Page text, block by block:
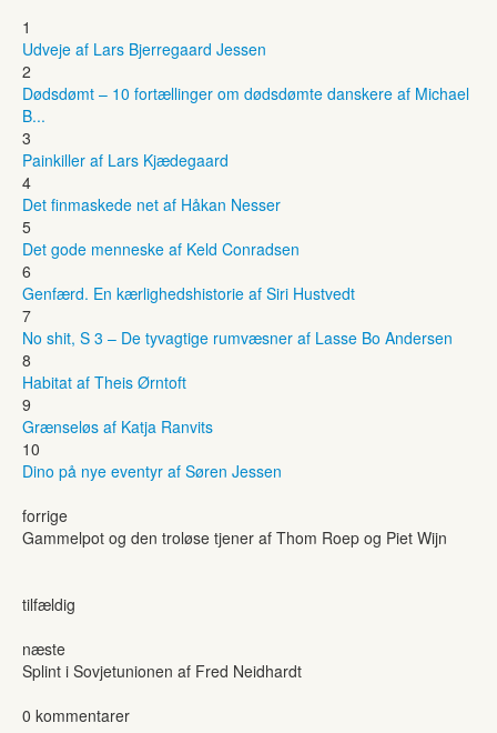
1
Udveje af Lars Bjerregaard Jessen
2
Dødsdømt – 10 fortællinger om dødsdømte danskere af Michael
B...
3
Painkiller af Lars Kjædegaard
4
Det finmaskede net af Håkan Nesser
5
Det gode menneske af Keld Conradsen
6
Genfærd. En kærlighedshistorie af Siri Hustvedt
7
No shit, S 3 – De tyvagtige rumvæsner af Lasse Bo Andersen
8
Habitat af Theis Ørntoft
9
Grænseløs af Katja Ranvits
10
Dino på nye eventyr af Søren Jessen
forrige
Gammelpot og den troløse tjener af Thom Roep og Piet Wijn
tilfældig
næste
Splint i Sovjetunionen af Fred Neidhardt
0 kommentarer